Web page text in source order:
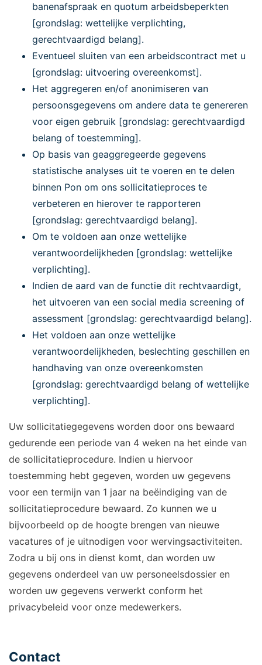
banenafspraak en quotum arbeidsbeperkten
[grondslag: wettelijke verplichting,
gerechtvaardigd belang].
Eventueel sluiten van een arbeidscontract met u
[grondslag: uitvoering overeenkomst].
Het aggregeren en/of anonimiseren van
persoonsgegevens om andere data te genereren
voor eigen gebruik [grondslag: gerechtvaardigd
belang of toestemming].
Op basis van geaggregeerde gegevens
statistische analyses uit te voeren en te delen
binnen Pon om ons sollicitatieproces te
verbeteren en hierover te rapporteren
[grondslag: gerechtvaardigd belang].
Om te voldoen aan onze wettelijke
verantwoordelijkheden [grondslag: wettelijke
verplichting].
Indien de aard van de functie dit rechtvaardigt,
het uitvoeren van een social media screening of
assessment [grondslag: gerechtvaardigd belang].
Het voldoen aan onze wettelijke
verantwoordelijkheden, beslechting geschillen en
handhaving van onze overeenkomsten
[grondslag: gerechtvaardigd belang of wettelijke
verplichting].
Uw sollicitatiegegevens worden door ons bewaard
gedurende een periode van 4 weken na het einde van
de sollicitatieprocedure. Indien u hiervoor
toestemming hebt gegeven, worden uw gegevens
voor een termijn van 1 jaar na beëindiging van de
sollicitatieprocedure bewaard. Zo kunnen we u
bijvoorbeeld op de hoogte brengen van nieuwe
vacatures of je uitnodigen voor wervingsactiviteiten.
Zodra u bij ons in dienst komt, dan worden uw
gegevens onderdeel van uw personeelsdossier en
worden uw gegevens verwerkt conform het
privacybeleid voor onze medewerkers.
Contact